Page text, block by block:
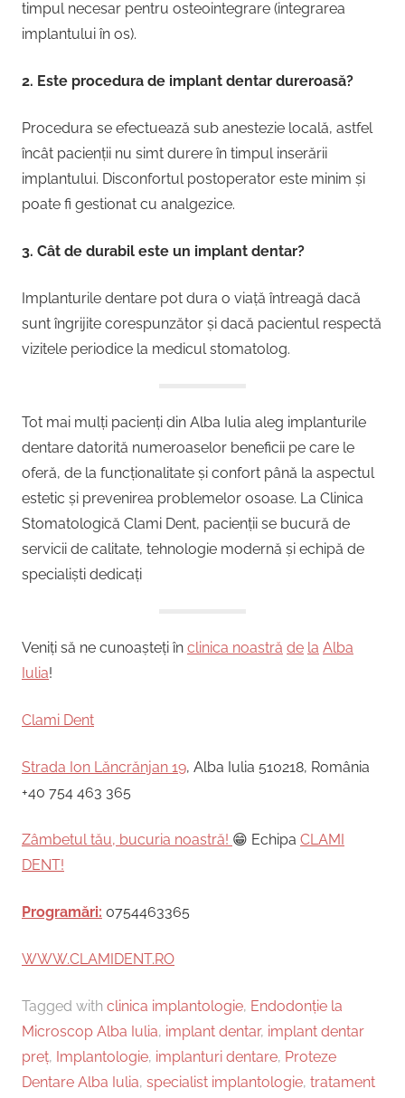
timpul necesar pentru osteointegrare (integrarea
implantului în os).
2. Este procedura de implant dentar dureroasă?
Procedura se efectuează sub anestezie locală, astfel
încât pacienții nu simt durere în timpul inserării
implantului. Disconfortul postoperator este minim și
poate fi gestionat cu analgezice.
3. Cât de durabil este un implant dentar?
Implanturile dentare pot dura o viață întreagă dacă
sunt îngrijite corespunzător și dacă pacientul respectă
vizitele periodice la medicul stomatolog.
Tot mai mulți pacienți din Alba Iulia aleg implanturile
dentare datorită numeroaselor beneficii pe care le
oferă, de la funcționalitate și confort până la aspectul
estetic și prevenirea problemelor osoase. La Clinica
Stomatologică Clami Dent, pacienții se bucură de
servicii de calitate, tehnologie modernă și echipă de
specialiști dedicați
Veniți să ne cunoașteți în clinica noastră de la Alba
Iulia!
Clami Dent
Strada Ion Lăncrănjan 19, Alba Iulia 510218, România
+40 754 463 365
Zâmbetul tău, bucuria noastră! 😁 Echipa CLAMI
DENT!
Programări: 0754463365
WWW.CLAMIDENT.RO
Tagged with clinica implantologie, Endodonție la
Microscop Alba Iulia, implant dentar, implant dentar
preț, Implantologie, implanturi dentare, Proteze
Dentare Alba Iulia, specialist implantologie, tratament